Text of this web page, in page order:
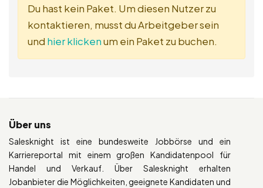
Du hast kein Paket. Um diesen Nutzer zu
kontaktieren, musst du Arbeitgeber sein
und hier klickenum ein Paket zu buchen.
Über uns
Salesknight ist eine bundesweite Jobbörse und ein
Karriereportal mit einem großen Kandidatenpool für
Handel und Verkauf. Über Salesknight erhalten
Jobanbieter die Möglichkeiten, geeignete Kandidaten und